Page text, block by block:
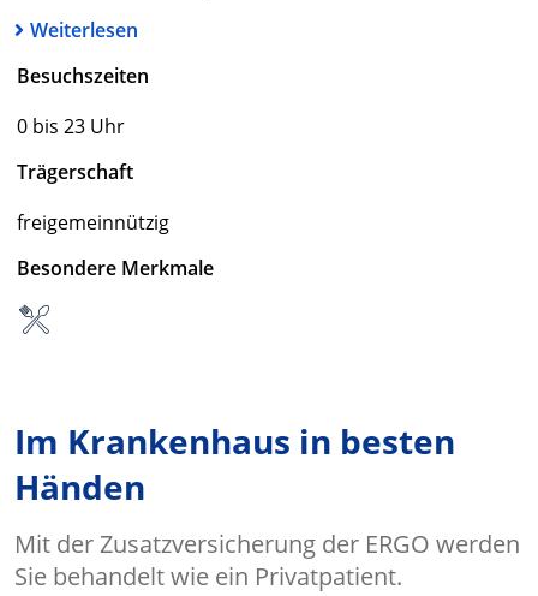
Weiterlesen
Besuchszeiten
0 bis 23 Uhr
Trägerschaft
freigemeinnützig
Besondere Merkmale
Im Krankenhaus in besten
Händen
Mit der Zusatzversicherung der ERGO werden
Sie behandelt wie ein Privatpatient.